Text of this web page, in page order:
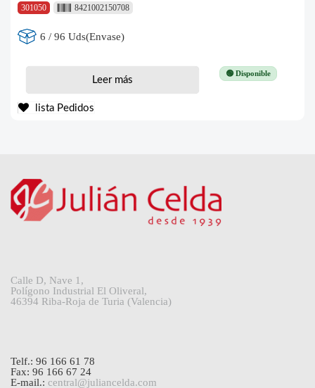
301050
8421002150708
6 / 96 Uds(Envase)
🟢 Disponible
Leer más
lista Pedidos
Calle D, Nave 1,
Polígono Industrial El Oliveral,
46394 Riba-Roja de Turia (Valencia)
Telf.: 96 166 61 78
Fax: 96 166 67 24
E-mail.: central@juliancelda.com